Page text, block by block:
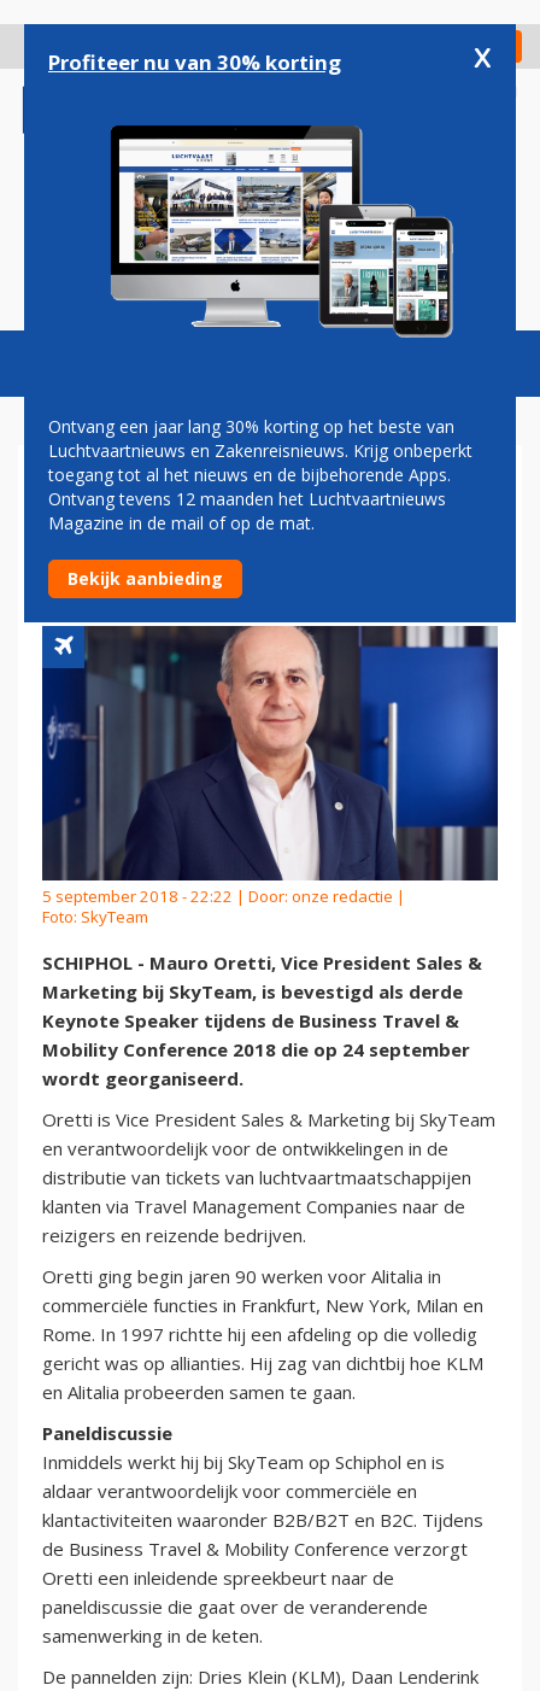
gaan
Check in
Magazine Podcasts Vacatures
MAURO ORETTI KEYNOTE
SPEAKER BTMCONFERENCE
2018
5 september 2018 - 22:22 | Door: onze redactie |
Foto: SkyTeam
SCHIPHOL - Mauro Oretti, Vice President Sales &
Marketing bij SkyTeam, is bevestigd als derde
Keynote Speaker tijdens de Business Travel &
Mobility Conference 2018 die op 24 september
wordt georganiseerd.
Oretti is Vice President Sales & Marketing bij SkyTeam
en verantwoordelijk voor de ontwikkelingen in de
distributie van tickets van luchtvaartmaatschappijen
klanten via Travel Management Companies naar de
reizigers en reizende bedrijven.
Oretti ging begin jaren 90 werken voor Alitalia in
commerciële functies in Frankfurt, New York, Milan en
Rome. In 1997 richtte hij een afdeling op die volledig
gericht was op allianties. Hij zag van dichtbij hoe KLM
en Alitalia probeerden samen te gaan.
Paneldiscussie
Inmiddels werkt hij bij SkyTeam op Schiphol en is
aldaar verantwoordelijk voor commerciële en
klantactiviteiten waaronder B2B/B2T en B2C. Tijdens
de Business Travel & Mobility Conference verzorgt
Oretti een inleidende spreekbeurt naar de
paneldiscussie die gaat over de veranderende
samenwerking in de keten.
De pannelden zijn: Dries Klein (KLM), Daan Lenderink
Profiteer nu van 30% korting x
Ontvang een jaar lang 30% korting op het beste van
Luchtvaartnieuws en Zakenreisnieuws. Krijg onbeperkt
toegang tot al het nieuws en de bijbehorende Apps.
Ontvang tevens 12 maanden het Luchtvaartnieuws
Magazine in de mail of op de mat.
Bekijk aanbieding